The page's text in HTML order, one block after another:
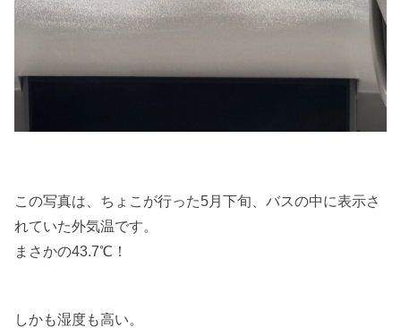
この写真は、ちょこが行った5月下旬、バスの中に表示さ
れていた外気温です。
まさかの43.7℃！
しかも湿度も高い。